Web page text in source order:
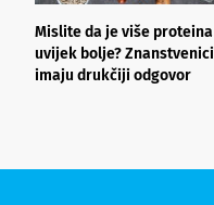
Mislite da je više proteina
uvijek bolje? Znanstvenici
imaju drukčiji odgovor